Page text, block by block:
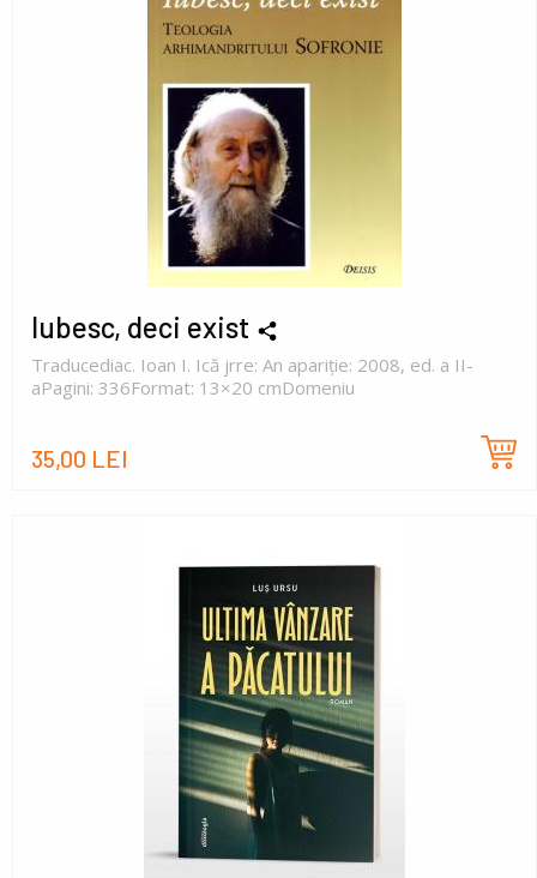
Iubesc, deci exist
Traducediac. Ioan I. Ică jrre: An apariție: 2008, ed. a II-
aPagini: 336Format: 13×20 cmDomeniu
35,00 LEI